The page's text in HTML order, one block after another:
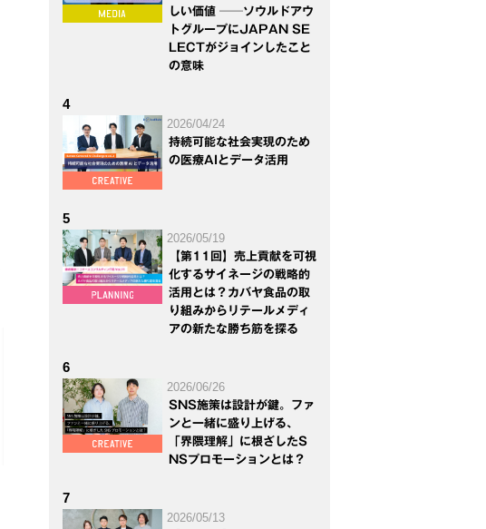
しい価値 ──ソウルドアウ
トグループにJAPAN SE
LECTがジョインしたこと
の意味
4
2026/04/24
持続可能な社会実現のため
の医療AIとデータ活用
5
2026/05/19
【第11回】売上貢献を可視
化するサイネージの戦略的
活用とは？カバヤ食品の取
り組みからリテールメディ
アの新たな勝ち筋を探る
6
2026/06/26
SNS施策は設計が鍵。ファ
ンと一緒に盛り上げる、
「界隈理解」に根ざしたS
NSプロモーションとは？
7
2026/05/13